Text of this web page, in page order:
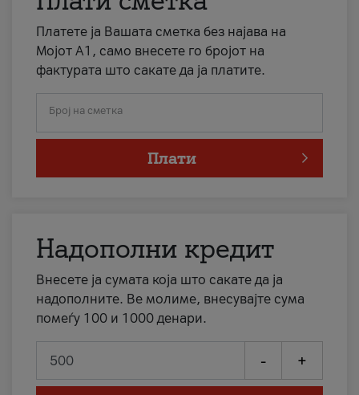
Платете ја Вашата сметка без најава на
Мојот А1, само внесете го бројот на
фактурата што сакате да ја платите.
Број на сметка
Плати
Надополни кредит
Внесете ја сумата која што сакате да ја
надополните. Ве молиме, внесувајте сума
помеѓу 100 и 1000 денари.
- +